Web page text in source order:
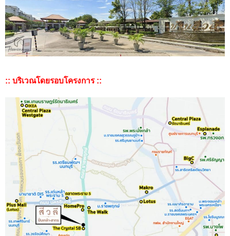
:: บริเวณโดยรอบโครงการ ::